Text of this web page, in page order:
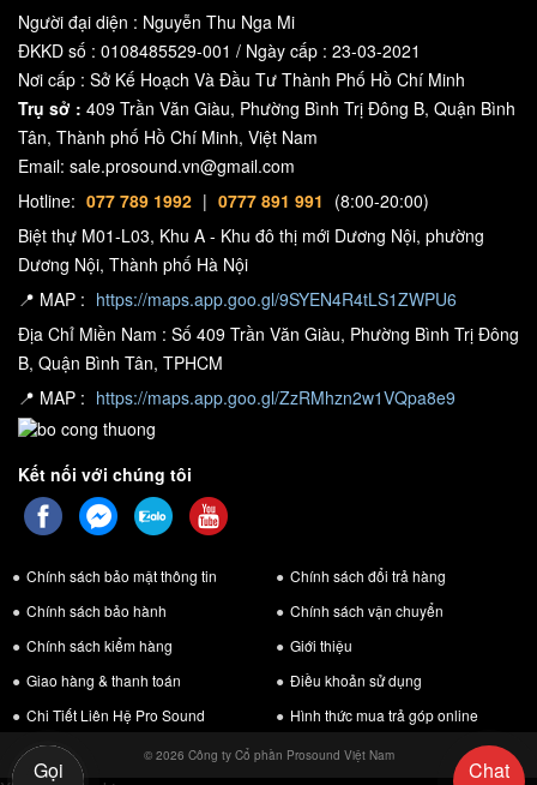
Người đại diện : Nguyễn Thu Nga Mi
ĐKKD số : 0108485529-001 / Ngày cấp : 23-03-2021
Nơi cấp : Sở Kế Hoạch Và Đầu Tư Thành Phố Hồ Chí Minh
Trụ sở : 409 Trần Văn Giàu, Phường Bình Trị Đông B, Quận Bình
Tân, Thành phố Hồ Chí Minh, Việt Nam
Email: sale.prosound.vn@gmail.com
Hotline: 077 789 1992 | 0777 891 991 (8:00-20:00)
Biệt thự M01-L03, Khu A - Khu đô thị mới Dương Nội, phường
Dương Nội, Thành phố Hà Nội
📍 MAP : https://maps.app.goo.gl/9SYEN4R4tLS1ZWPU6
Địa Chỉ Miền Nam : Số 409 Trần Văn Giàu, Phường Bình Trị Đông
B, Quận Bình Tân, TPHCM
📍 MAP : https://maps.app.goo.gl/ZzRMhzn2w1VQpa8e9
Kết nối với chúng tôi
Chính sách bảo mật thông tin
Chính sách đổi trả hàng
Chính sách bảo hành
Chính sách vận chuyển
Chính sách kiểm hàng
Giới thiệu
Giao hàng & thanh toán
Điều khoản sử dụng
Chi Tiết Liên Hệ Pro Sound
Hình thức mua trả góp online
© 2026 Công ty Cổ phần Prosound Việt Nam
Gọi
Chat